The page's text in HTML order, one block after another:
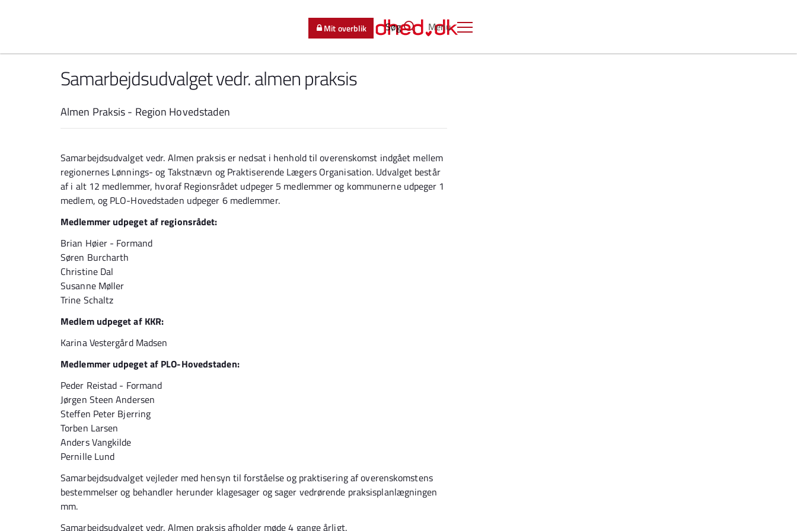
Menu
Søg
Mit overblik
Samarbejdsudvalget vedr. almen praksis
Almen Praksis - Region Hovedstaden
Samarbejdsudvalget vedr. Almen praksis er nedsat i henhold til overenskomst indgået mellem
regionernes Lønnings- og Takstnævn og Praktiserende Lægers Organisation. Udvalget består
af i alt 12 medlemmer, hvoraf Regionsrådet udpeger 5 medlemmer og kommunerne udpeger 1
medlem, og PLO-Hovedstaden udpeger 6 medlemmer.
Medlemmer udpeget af regionsrådet:
Brian Høier - Formand
Søren Burcharth
Christine Dal
Susanne Møller
Trine Schaltz
Medlem udpeget af KKR:
Karina Vestergård Madsen
Medlemmer udpeget af PLO-Hovedstaden:
Peder Reistad - Formand
Jørgen Steen Andersen
Steffen Peter Bjerring
Torben Larsen
Anders Vangkilde
Pernille Lund
Samarbejdsudvalget vejleder med hensyn til forståelse og praktisering af overenskomstens
bestemmelser og behandler herunder klagesager og sager vedrørende praksisplanlægningen
mm.
Samarbejdsudvalget vedr. Almen praksis afholder møde 4 gange årligt.